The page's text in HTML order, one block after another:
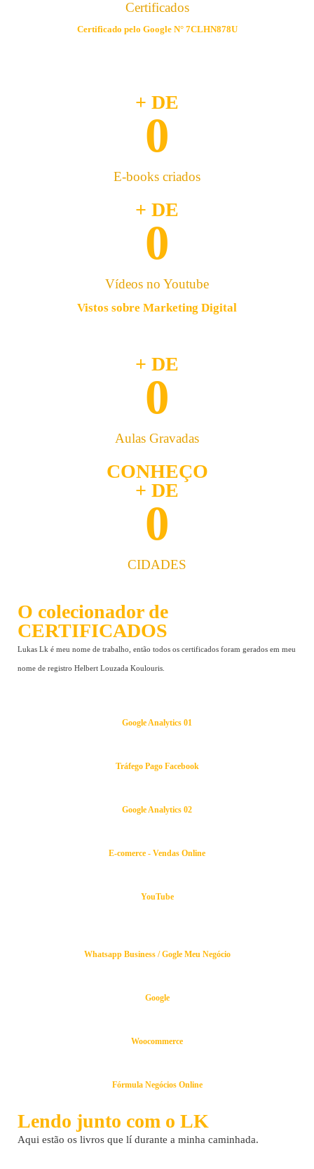
Certificados
Certificado pelo Google N° 7CLHN878U
+ DE
E-books criados
0
+ DE
Vídeos no Youtube
0
Vistos sobre Marketing Digital
+ DE
Aulas Gravadas
0
CONHEÇO
+ DE
CIDADES
0
O colecionador de
CERTIFICADOS
Lukas Lk é meu nome de trabalho, então todos os certificados foram gerados em meu
nome de registro Helbert Louzada Koulouris.
Google Analytics 01
Tráfego Pago Facebook
Google Analytics 02
E-comerce - Vendas Online
YouTube
Whatsapp Business / Gogle Meu Negócio
Google
Woocommerce
Fórmula Negócios Online
Lendo junto com o LK
Aqui estão os livros que lí durante a minha caminhada.